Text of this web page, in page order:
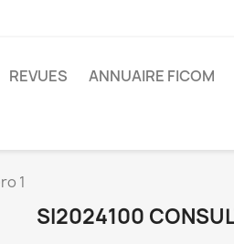
REVUES ANNUAIRE FICOM
1
SI2024100